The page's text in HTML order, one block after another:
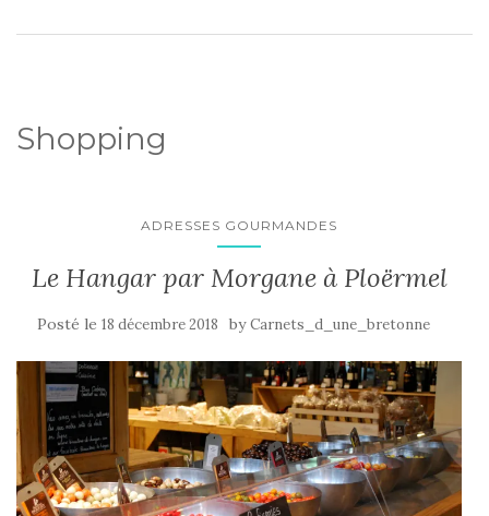
Shopping
ADRESSES GOURMANDES
Le Hangar par Morgane à Ploërmel
Posté le 18 décembre 2018 byCarnets_d_une_bretonne